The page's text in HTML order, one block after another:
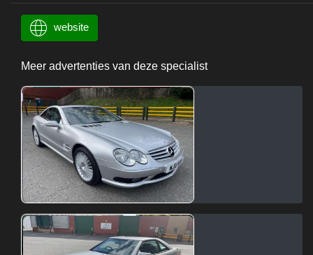
website
Meer advertenties van deze specialist